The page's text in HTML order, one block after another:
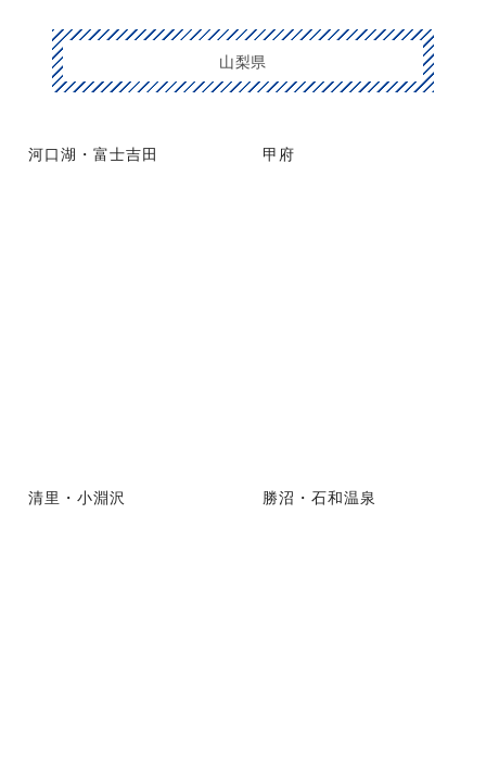
山梨県
河口湖・富士吉田 甲府
清里・小淵沢 勝沼・石和温泉